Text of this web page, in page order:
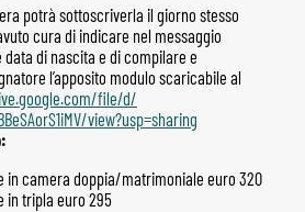
potrà sottoscriverla il giorno stesso
cura di indicare nel messaggio
di nascita e di compilare e
l’apposito modulo scaricabile al
file/d/
iMV/view?usp=sharing
in camera doppia/matrimoniale euro 320
in tripla euro 295